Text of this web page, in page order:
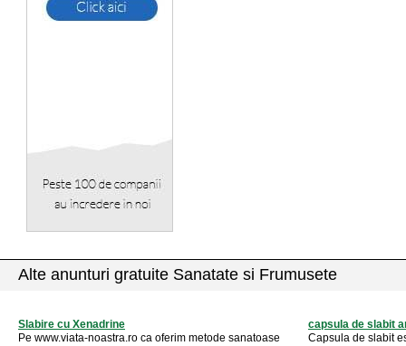
Alte anunturi gratuite Sanatate si Frumusete
Slabire cu Xenadrine
Pe www.viata-noastra.ro ca oferim metode sanatoase
capsula de slabit
Capsula de slabit